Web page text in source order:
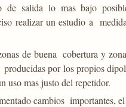
de salida lo mas bajo
realizar un estudio a
de buena cobertura y
producidas por los propios
uso mas justo del repetidor.
cambios importantes, el